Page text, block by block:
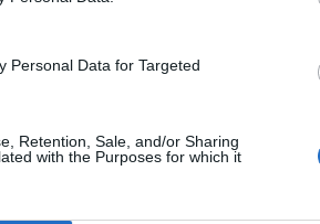
Personal Data for Targeted
Retention, Sale, and/or Sharing
with the Purposes for which it
dei friulani, la
Lulic, ma è
che non contrasta la
Sorpasso Lazio in
sinistra, la spizzata
e regala a
che, complice la
beffa Handanovic.
Guidolin si gioca la